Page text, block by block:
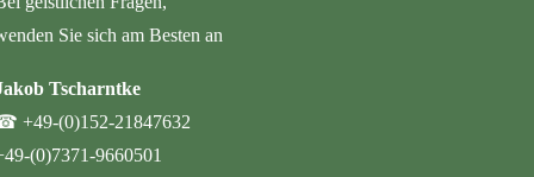
Sie sich am Besten an
Tscharntke
+49-(0)152-21847632
(0)7371-9660501